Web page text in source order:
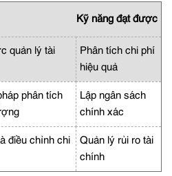
Kỹ năng đạt được
quản lý tài
Phân tích chi phí
hiệu quả
phân tích
Lập ngân sách
chính xác
điều chỉnh chi
Quản lý rủi ro tài
chính